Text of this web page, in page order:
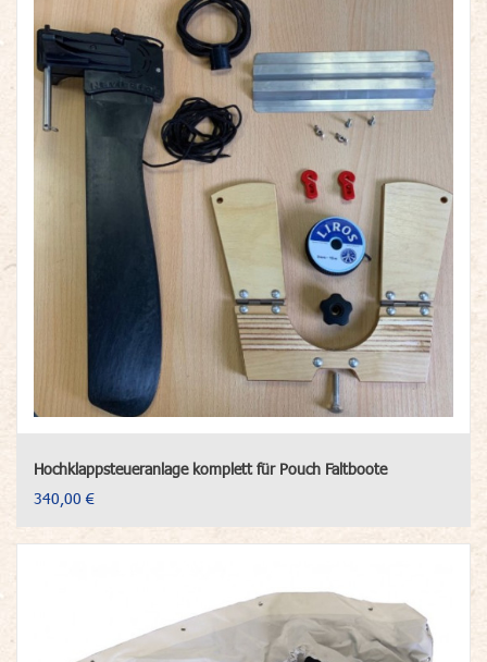
Hochklappsteueranlage komplett für Pouch Faltboote
340,00 €